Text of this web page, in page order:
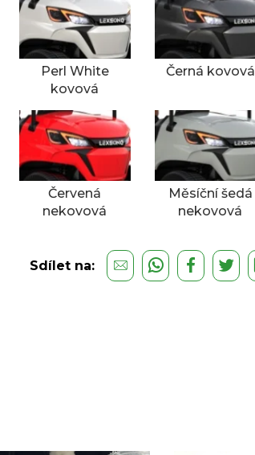
Perl White
kovová
Černá kovová
Červená
nekovová
Měsíční šedá
nekovová
Sdílet na: